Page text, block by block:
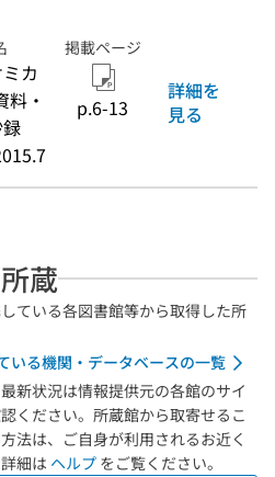
カ
料・
掲載ページ
p.6-13
詳細を
見る
蔵
ている各図書館等から取得した所
いる機関・データベースの一覧
新状況は情報提供元の各館のサイ
ください。所蔵館から取寄せるこ
法は、ご自身が利用されるお近く
細は ヘルプ をご覧ください。